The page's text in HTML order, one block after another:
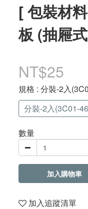
[ 包裝材
板 (抽屜
NT$25
規格 : 分裝-2入
分裝-2入(3C01-
數量
加入購物車
加入追蹤清單